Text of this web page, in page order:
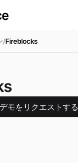
/Fireblocks
デモをリクエストする